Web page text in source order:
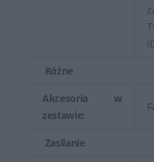
Różne
Akcesoria w
zestawie:
Zasilanie